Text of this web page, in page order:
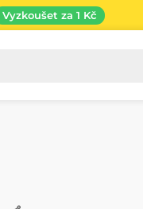
Vyzkoušet za 1 Kč